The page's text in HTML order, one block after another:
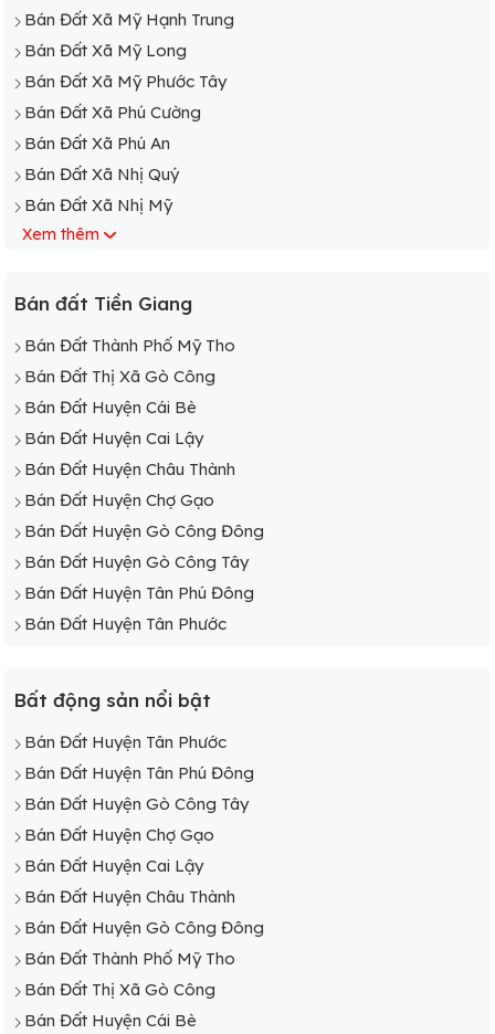
Bán Đất Xã Mỹ Hạnh Trung
Bán Đất Xã Mỹ Long
Bán Đất Xã Mỹ Phước Tây
Bán Đất Xã Phú Cường
Bán Đất Xã Phú An
Bán Đất Xã Nhị Quý
Bán Đất Xã Nhị Mỹ
Bán Đất Xã Ngũ Hiệp
Bán Đất Xã Mỹ Thành Bắc
Bán Đất Xã Thanh Hoà
Bán Đất Xã Tân Phú
Bán Đất Xã Tân Phong
Bán Đất Xã Tân Hội
Bán Đất Xã Tân Bình
Bán Đất Xã Tam Bình
Bán Đất Xã Phú Quý
Bán Đất Xã Phú Nhuận
Xem thêm
Bán đất Tiền Giang
Bán Đất Thành Phố Mỹ Tho
Bán Đất Thị Xã Gò Công
Bán Đất Huyện Cái Bè
Bán Đất Huyện Cai Lậy
Bán Đất Huyện Châu Thành
Bán Đất Huyện Chợ Gạo
Bán Đất Huyện Gò Công Đông
Bán Đất Huyện Gò Công Tây
Bán Đất Huyện Tân Phú Đông
Bán Đất Huyện Tân Phước
Bất động sản nổi bật
Bán Đất Huyện Tân Phước
Bán Đất Huyện Tân Phú Đông
Bán Đất Huyện Gò Công Tây
Bán Đất Huyện Chợ Gạo
Bán Đất Huyện Cai Lậy
Bán Đất Huyện Châu Thành
Bán Đất Huyện Gò Công Đông
Bán Đất Thành Phố Mỹ Tho
Bán Đất Thị Xã Gò Công
Bán Đất Huyện Cái Bè